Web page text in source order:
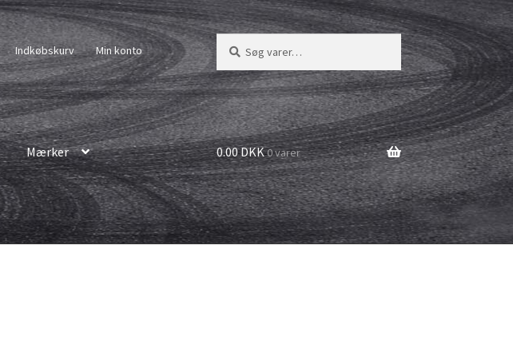
Indkøbskurv Min konto
Søg
efter:
Søg
Mærker 0.00 DKK0 varer